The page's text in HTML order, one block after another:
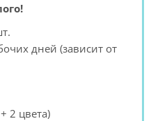
дней (зависит от
2 цвета)